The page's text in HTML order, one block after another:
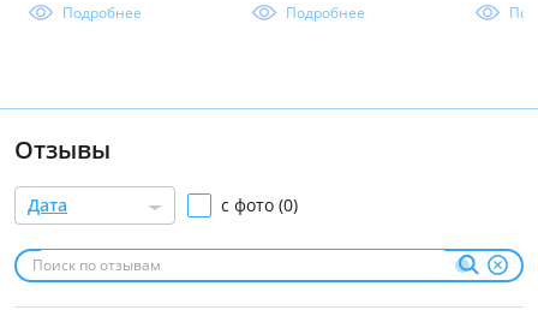
Подробнее
Подробнее
Отзывы
Дата с фото (0)